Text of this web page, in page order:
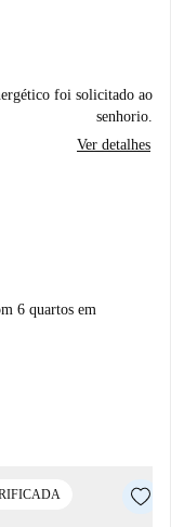
foi solicitado ao
senhorio.
Ver detalhes
6 quartos em